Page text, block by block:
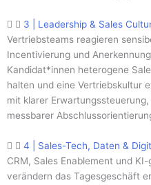
3 | Leadership & Sales
Vertriebsteams reagieren
Incentivierung und
Kandidat*innen heterogene
halten und eine Vertriebskultur
mit klarer
messbarer
4 | Sales-Tech, Daten &
CRM, Sales Enablement und
verändern das Tagesgeschäft